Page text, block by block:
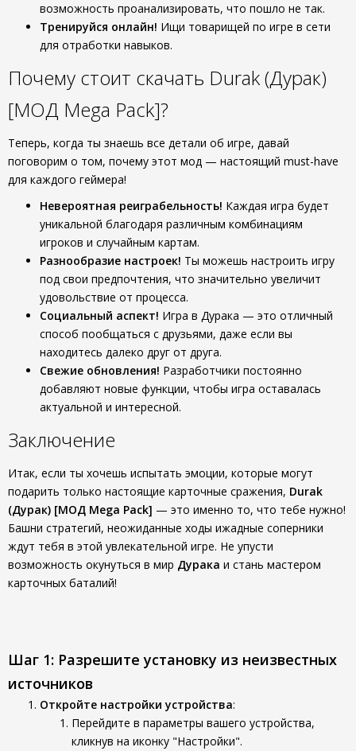
возможность проанализировать, что пошло не так.
Тренируйся онлайн! Ищи товарищей по игре в сети
для отработки навыков.
Почему стоит скачать Durak (Дурак)
[МОД Mega Pack]?
Теперь, когда ты знаешь все детали об игре, давай
поговорим о том, почему этот мод — настоящий must-have
для каждого геймера!
Невероятная реиграбельность! Каждая игра будет
уникальной благодаря различным комбинациям
игроков и случайным картам.
Разнообразие настроек! Ты можешь настроить игру
под свои предпочтения, что значительно увеличит
удовольствие от процесса.
Социальный аспект! Игра в Дурака — это отличный
способ пообщаться с друзьями, даже если вы
находитесь далеко друг от друга.
Свежие обновления! Разработчики постоянно
добавляют новые функции, чтобы игра оставалась
актуальной и интересной.
Заключение
Итак, если ты хочешь испытать эмоции, которые могут
подарить только настоящие карточные сражения, Durak
(Дурак) [МОД Mega Pack] — это именно то, что тебе нужно!
Башни стратегий, неожиданные ходы ижадные соперники
ждут тебя в этой увлекательной игре. Не упусти
возможность окунуться в мир Дурака и стань мастером
карточных баталий!
Шаг 1: Разрешите установку из неизвестных
источников
Откройте настройки устройства:
Перейдите в параметры вашего устройства,
кликнув на иконку "Настройки".